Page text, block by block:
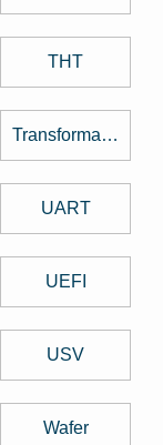
THT
Transformator
UART
UEFI
USV
Wafer